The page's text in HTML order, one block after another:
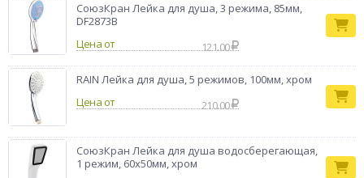
СоюзКран Лейка для душа, 3 режима, 85мм,
DF2873B
Цена от
121.00
RAIN Лейка для душа, 5 режимов, 100мм, хром
Цена от
210.00
СоюзКран Лейка для душа водосберегающая,
1 режим, 60х50мм, хром